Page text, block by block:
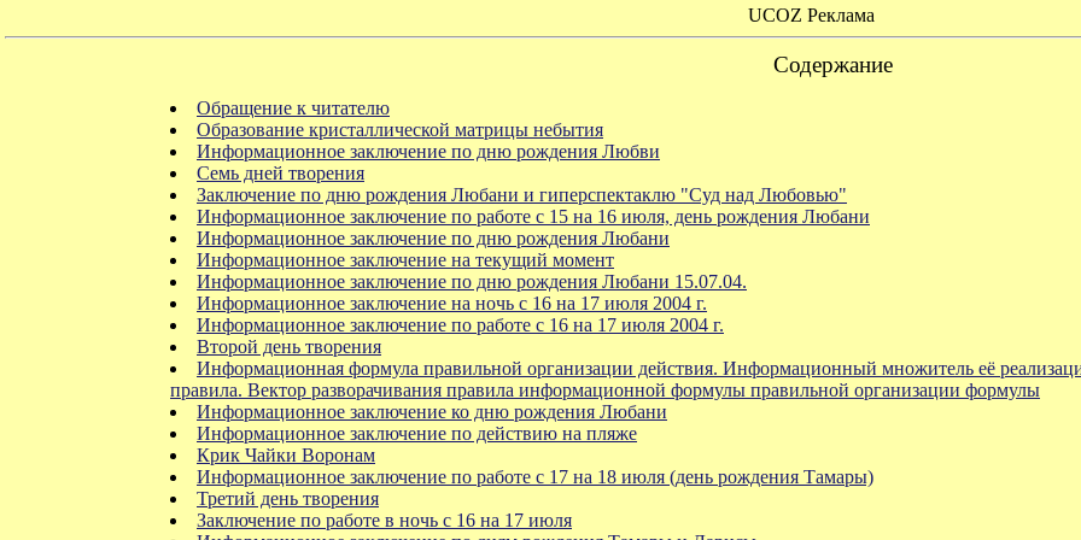
UCOZ Реклама
Содержание
Обращение к читателю
Образование кристаллической матрицы небытия
Информационное заключение по дню рождения Любви
Семь дней творения
Заключение по дню рождения Любани и гиперспектаклю "Суд над Любовью"
Информационное заключение по работе с 15 на 16 июля, день рождения Любани
Информационное заключение по дню рождения Любани
Информационное заключение на текущий момент
Информационное заключение по дню рождения Любани 15.07.04.
Информационное заключение на ночь с 16 на 17 июля 2004 г.
Информационное заключение по работе с 16 на 17 июля 2004 г.
Второй день творения
Информационная формула правильной организации действия. Информационный множитель её
правила. Вектор разворачивания правила информационной формулы правильной организации формулы
Информационное заключение ко дню рождения Любани
Информационное заключение по действию на пляже
Крик Чайки Воронам
Информационное заключение по работе с 17 на 18 июля (день рождения Тамары)
Третий день творения
Заключение по работе в ночь с 16 на 17 июля